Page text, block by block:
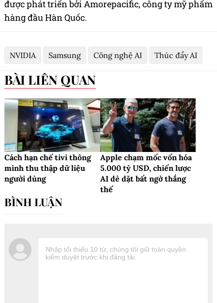
được phát triển bởi Amorepacific, công ty mỹ phẩm
hàng đầu Hàn Quốc.
NVIDIA Samsung Công nghệ AI Thúc đẩy AI
BÀI LIÊN QUAN
Cách hạn chế tivi thông
minh thu thập dữ liệu
người dùng
Apple chạm mốc vốn hóa
5.000 tỷ USD, chiến lược
AI dè dặt bất ngờ thắng
thế